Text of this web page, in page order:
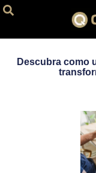
Descubra como